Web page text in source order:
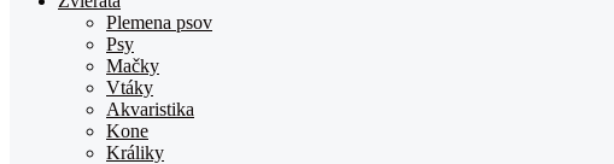
Plemena psov
Psy
Mačky
Vtáky
Akvaristika
Kone
Králiky